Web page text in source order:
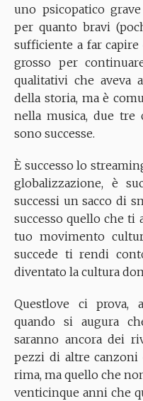
uno psicopatico
per quanto bravi
sufficiente a far
grosso per
qualitativi che aveva
della storia, ma è
nella musica, due tre
sono successe.
È successo lo
globalizzazione, è
successi un sacco di
successo quello che ti
tuo movimento
succede ti rendi
diventato la cultura
Questlove ci prova,
quando si augura
saranno ancora dei
pezzi di altre canzoni
rima, ma quello che
venticinque anni che